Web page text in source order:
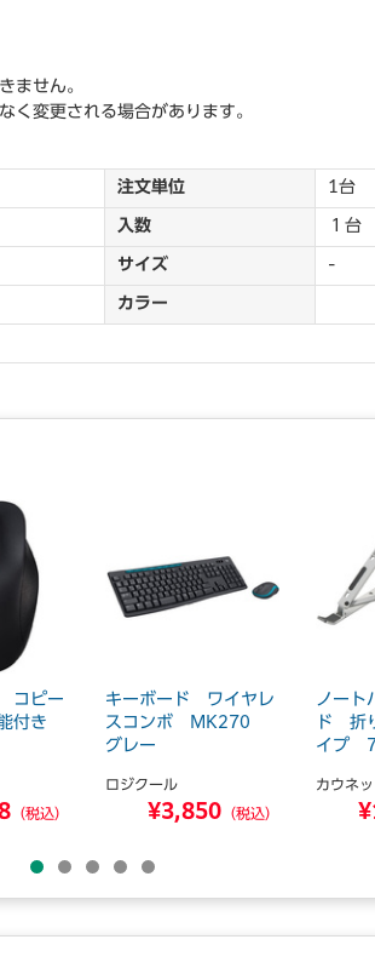
ません。
変更される場合があります。
注文単位 1台
入数 １台
サイズ -
カラー
コピー
付き
（税込）
キーボード ワイヤレ
スコンボ MK270
グレー
ロジクール
¥3,850 （税込）
ノート
ド 折
イプ 7
カウネ